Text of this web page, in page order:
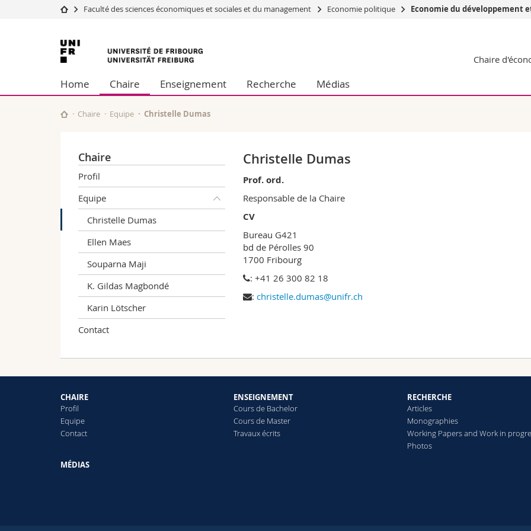
Université
Recherche
Université
Formation continue
Sciences économiques et sociales et management
Lettres et sciences humaines
Futurs
Chercheurs
Faculté des sciences économiques et sociales et du management Economie politique Economie du développement et
Université
de
Fribourg
Chaire
Home Chaire Enseignement Recherche Médias
Chaire Equipe Christelle Dumas
Chaire
Profil
Equipe
Christelle Dumas
Ellen Maes
Souparna Maji
K. Gildas Magbondé
Karin Lötscher
Contact
Christelle Dumas
Prof. ord.
Responsable de la Chaire
CV
Bureau G421
bd de Pérolles 90
1700 Fribourg
: +41 26 300 82 18
: christelle.dumas@unifr.ch
CHAIRE
Profil
Equipe
Contact
MÉDIAS
ENSEIGNEMENT
Cours de Bachelor
Cours de Master
Travaux écrits
RECHERCHE
Articles
Monographies
Working Papers and Work in
Photos